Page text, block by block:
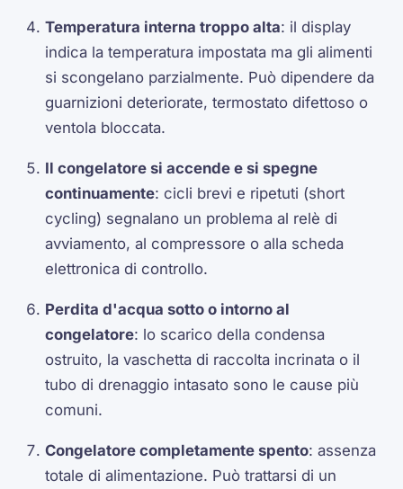
Temperatura interna troppo alta: il display
indica la temperatura impostata ma gli alimenti
si scongelano parzialmente. Può dipendere da
guarnizioni deteriorate, termostato difettoso o
ventola bloccata.
Il congelatore si accende e si spegne
continuamente: cicli brevi e ripetuti (short
cycling) segnalano un problema al relè di
avviamento, al compressore o alla scheda
elettronica di controllo.
Perdita d'acqua sotto o intorno al
congelatore: lo scarico della condensa
ostruito, la vaschetta di raccolta incrinata o il
tubo di drenaggio intasato sono le cause più
comuni.
Congelatore completamente spento: assenza
totale di alimentazione. Può trattarsi di un